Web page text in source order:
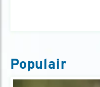
Populair